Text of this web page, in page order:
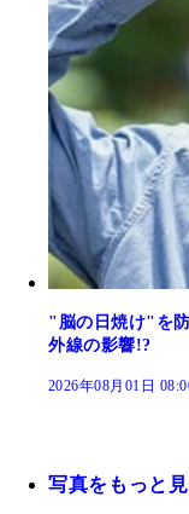
"脳の日焼け"を
外線の影響!?
2026年08月01日
写真をもっと